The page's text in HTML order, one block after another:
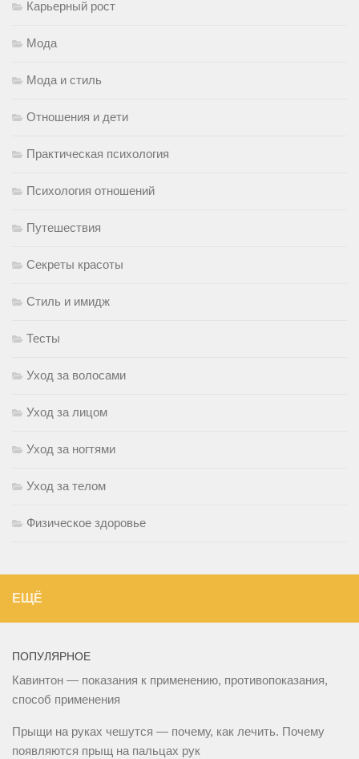
Карьерный рост
Мода
Мода и стиль
Отношения и дети
Практическая психология
Психология отношений
Путешествия
Секреты красоты
Стиль и имидж
Тесты
Уход за волосами
Уход за лицом
Уход за ногтями
Уход за телом
Физическое здоровье
ЕЩЁ
ПОПУЛЯРНОЕ
Кавинтон — показания к применению, противопоказания,
способ применения
Прыщи на руках чешутся — почему, как лечить. Почему
появляются прыщ на пальцах рук